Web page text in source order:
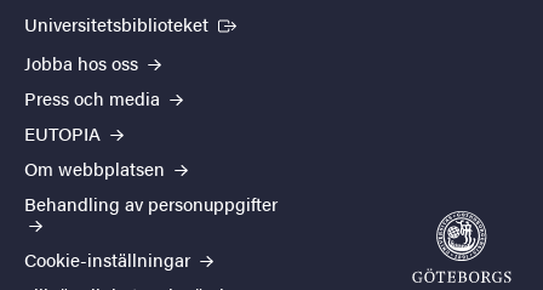
Universitetsbiblioteket (Extern länk)
Jobba hos oss
Press och media
EUTOPIA
Om webbplatsen
Behandling av personuppgifter
Cookie-inställningar